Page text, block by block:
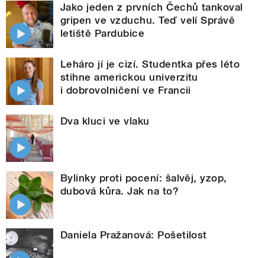
Jako jeden z prvních Čechů tankoval
gripen ve vzduchu. Teď velí Správě
letiště Pardubice
Leháro jí je cizí. Studentka přes léto
stihne americkou univerzitu
i dobrovolničení ve Francii
Dva kluci ve vlaku
Bylinky proti pocení: šalvěj, yzop,
dubová kůra. Jak na to?
Daniela Pražanová: Pošetilost